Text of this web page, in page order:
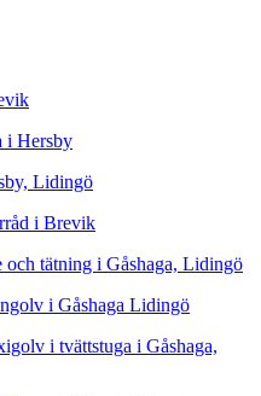
i Hersby
Lidingö
i Brevik
och tätning i Gåshaga, Lidingö
i Gåshaga Lidingö
i tvättstuga i Gåshaga,